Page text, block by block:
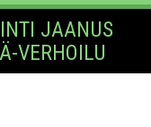
JAANUS
VERHOILU